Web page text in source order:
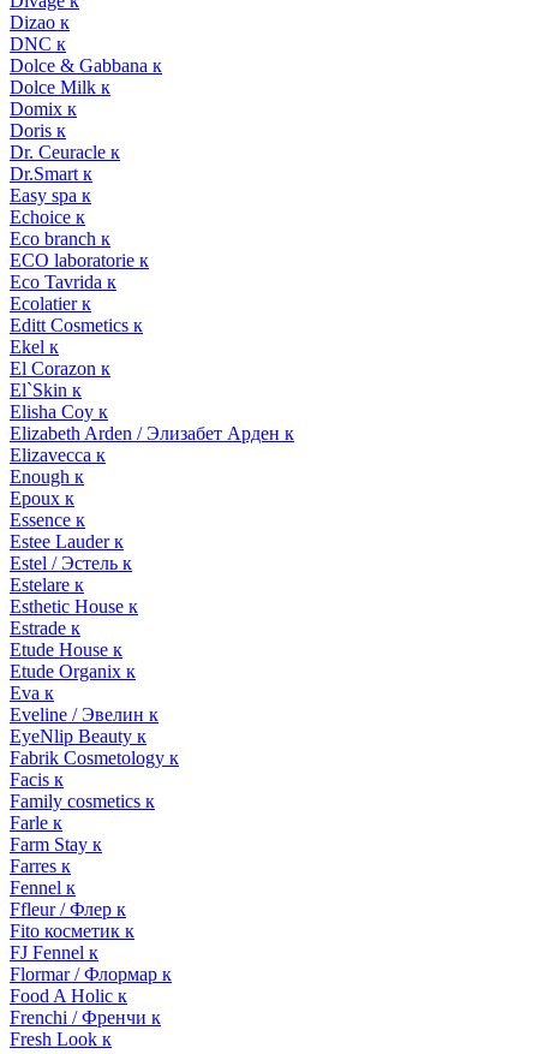
Dizao к
DNC к
Dolce & Gabbana к
Dolce Milk к
Domix к
Doris к
Dr. Ceuracle к
Dr.Smart к
Easy spa к
Echoice к
Eco branch к
ECO laboratorie к
Eco Tavrida к
Ecolatier к
Editt Cosmetics к
Ekel к
El Corazon к
El`Skin к
Elisha Coy к
Elizabeth Arden / Элизабет Арден к
Elizavecca к
Enough к
Epoux к
Essence к
Estee Lauder к
Estel / Эстель к
Estelare к
Esthetic House к
Estrade к
Etude House к
Etude Organix к
Eva к
Eveline / Эвелин к
EyeNlip Beauty к
Fabrik Cosmetology к
Facis к
Family cosmetics к
Farle к
Farm Stay к
Farres к
Fennel к
Ffleur / Флер к
Fito косметик к
FJ Fennel к
Flormar / Флормар к
Food A Holic к
Frenchi / Френчи к
Fresh Look к